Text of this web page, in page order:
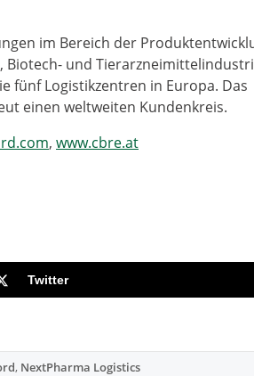
im Bereich der
und
fünf Logistikzentren in Europa. Das
einen weltweiten Kundenkreis.
, www.cbre.at
Twitter
, NextPharma Logistics